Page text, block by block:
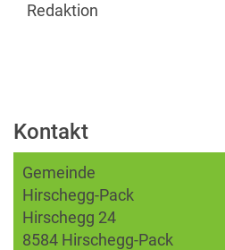
Redaktion
Kontakt
Gemeinde
Hirschegg-Pack
Hirschegg 24
8584 Hirschegg-Pack